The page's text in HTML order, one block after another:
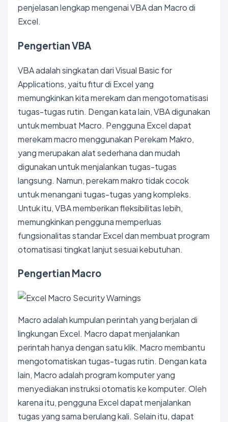
penjelasan lengkap mengenai VBA dan Macro di
Excel.
Pengertian VBA
VBA adalah singkatan dari Visual Basic for
Applications, yaitu fitur di Excel yang
memungkinkan kita merekam dan mengotomatisasi
tugas-tugas rutin. Dengan kata lain, VBA digunakan
untuk membuat Macro. Pengguna Excel dapat
merekam macro menggunakan Perekam Makro,
yang merupakan alat sederhana dan mudah
digunakan untuk menjalankan tugas-tugas
langsung. Namun, perekam makro tidak cocok
untuk menangani tugas-tugas yang kompleks.
Untuk itu, VBA memberikan fleksibilitas lebih,
memungkinkan pengguna memperluas
fungsionalitas standar Excel dan membuat program
otomatisasi tingkat lanjut sesuai kebutuhan.
Pengertian Macro
Macro adalah kumpulan perintah yang berjalan di
lingkungan Excel. Macro dapat menjalankan
perintah hanya dengan satu klik. Macro membantu
mengotomatiskan tugas-tugas rutin. Dengan kata
lain, Macro adalah program komputer yang
menyediakan instruksi otomatis ke komputer. Oleh
karena itu, pengguna Excel dapat menjalankan
tugas yang sama berulang kali. Selain itu, dapat